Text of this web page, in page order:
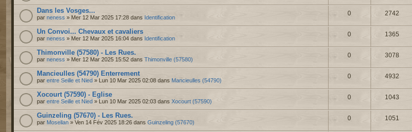
Dans les Vosges...
par neness » Mer 12 Mar 2025 17:28 dans Identification
0 2742
Un Convoi... Chevaux et cavaliers
par neness » Mer 12 Mar 2025 16:04 dans Identification
0 1365
Thimonville (57580) - Les Rues.
par neness » Mer 12 Mar 2025 15:52 dans Thimonville (57580)
0 3078
Mancieulles (54790) Enterrement
par entre Seille et Nied » Lun 10 Mar 2025 02:08 dans Mancieulles (54790)
0 4932
Xocourt (57590) - Eglise
par entre Seille et Nied » Lun 10 Mar 2025 02:03 dans Xocourt (57590)
0 1043
Guinzeling (57670) - Les Rues.
par Mosellan » Ven 14 Fév 2025 18:26 dans Guinzeling (57670)
0 1051